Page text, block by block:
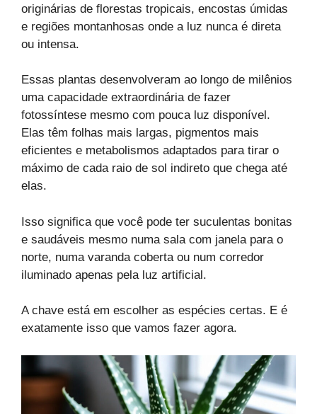
originárias de florestas tropicais, encostas úmidas
e regiões montanhosas onde a luz nunca é direta
ou intensa.
Essas plantas desenvolveram ao longo de milênios
uma capacidade extraordinária de fazer
fotossíntese mesmo com pouca luz disponível.
Elas têm folhas mais largas, pigmentos mais
eficientes e metabolismos adaptados para tirar o
máximo de cada raio de sol indireto que chega até
elas.
Isso significa que você pode ter suculentas bonitas
e saudáveis mesmo numa sala com janela para o
norte, numa varanda coberta ou num corredor
iluminado apenas pela luz artificial.
A chave está em escolher as espécies certas. E é
exatamente isso que vamos fazer agora.